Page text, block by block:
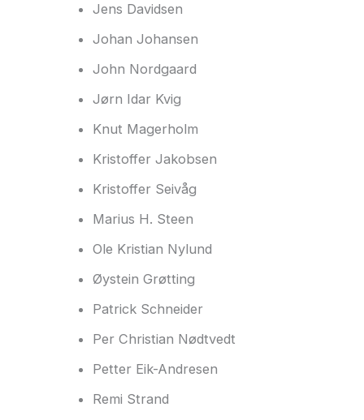
Jens Davidsen
Johan Johansen
John Nordgaard
Jørn Idar Kvig
Knut Magerholm
Kristoffer Jakobsen
Kristoffer Seivåg
Marius H. Steen
Ole Kristian Nylund
Øystein Grøtting
Patrick Schneider
Per Christian Nødtvedt
Petter Eik-Andresen
Remi Strand